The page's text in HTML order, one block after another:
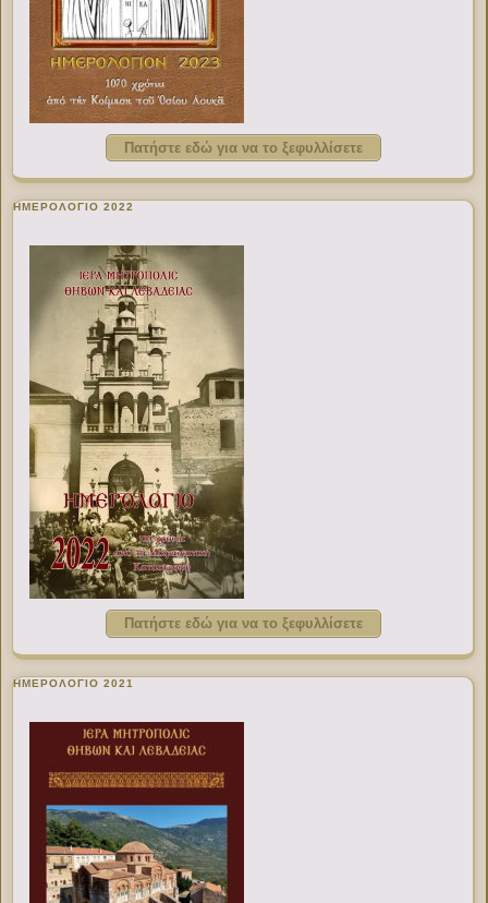
Πατήστε εδώ για να το ξεφυλλίσετε
ΗΜΕΡΟΛΟΓΙΟ 2022
Πατήστε εδώ για να το ξεφυλλίσετε
ΗΜΕΡΟΛΟΓΙΟ 2021